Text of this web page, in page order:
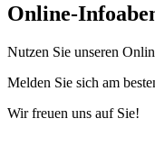
Online-
Nutzen Sie unseren
Melden Sie sich am
Wir freuen uns auf Sie!